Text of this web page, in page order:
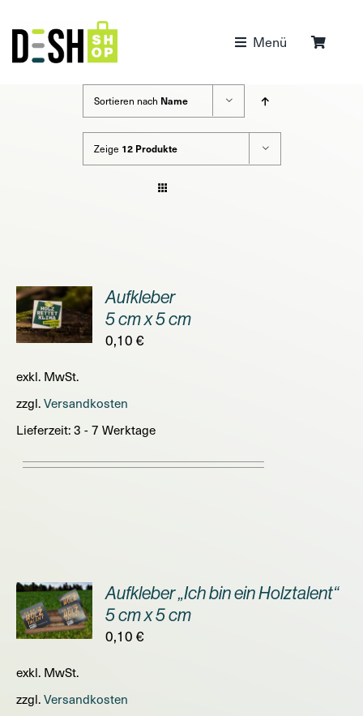
Inhalt
springen
Menü
Sortieren nach Name
Zeige 12 Produkte
Aufkleber
5 cm x 5 cm
0,10€
exkl. MwSt.
zzgl.Versandkosten
Lieferzeit:3 - 7 Werktage
Aufkleber „Ich bin ein Holztalent“
5 cm x 5 cm
0,10€
exkl. MwSt.
zzgl.Versandkosten